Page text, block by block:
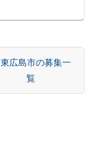
広島市の募集一
覧